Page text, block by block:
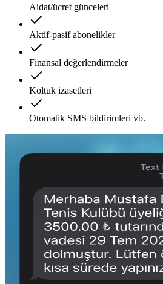
Aidat/ücret günceleri
Aktif-pasif abonelikler
Finansal değerlendirmeler
Koltuk izasetleri
Otomatik SMS bildirimleri vb.